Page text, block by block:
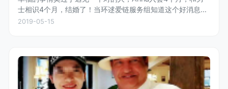
士相识4个月，结婚了！当环逑爱链服务组知道这个好消息
时，齐体为女士欢呼，也为女士收获真爱和幸福感到开心。
2019-05-15